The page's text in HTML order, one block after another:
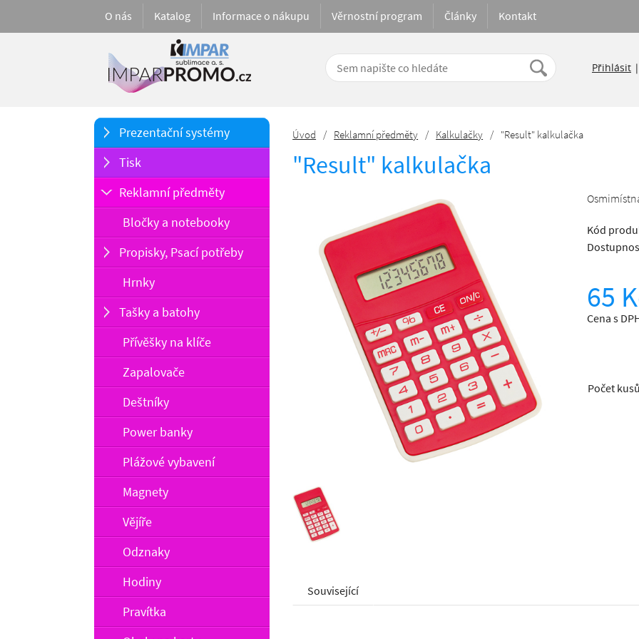
Přihlásit |
O nás Katalog Informace o nákupu Věrnostní program Články Kontakt
Prezentační systémy
Tisk
Reklamní předměty
Bločky a notebooky
Propisky, Psací potřeby
Hrnky
Tašky a batohy
Přívěšky na klíče
Zapalovače
Deštníky
Power banky
Plážové vybavení
Magnety
Vějíře
Odznaky
Hodiny
Pravítka
Úvod / Reklamní předměty / Kalkulačky / "Result" kalkulačka
"Result" kalkulačka
Kód
65
Cena s
Počet kusů
Související